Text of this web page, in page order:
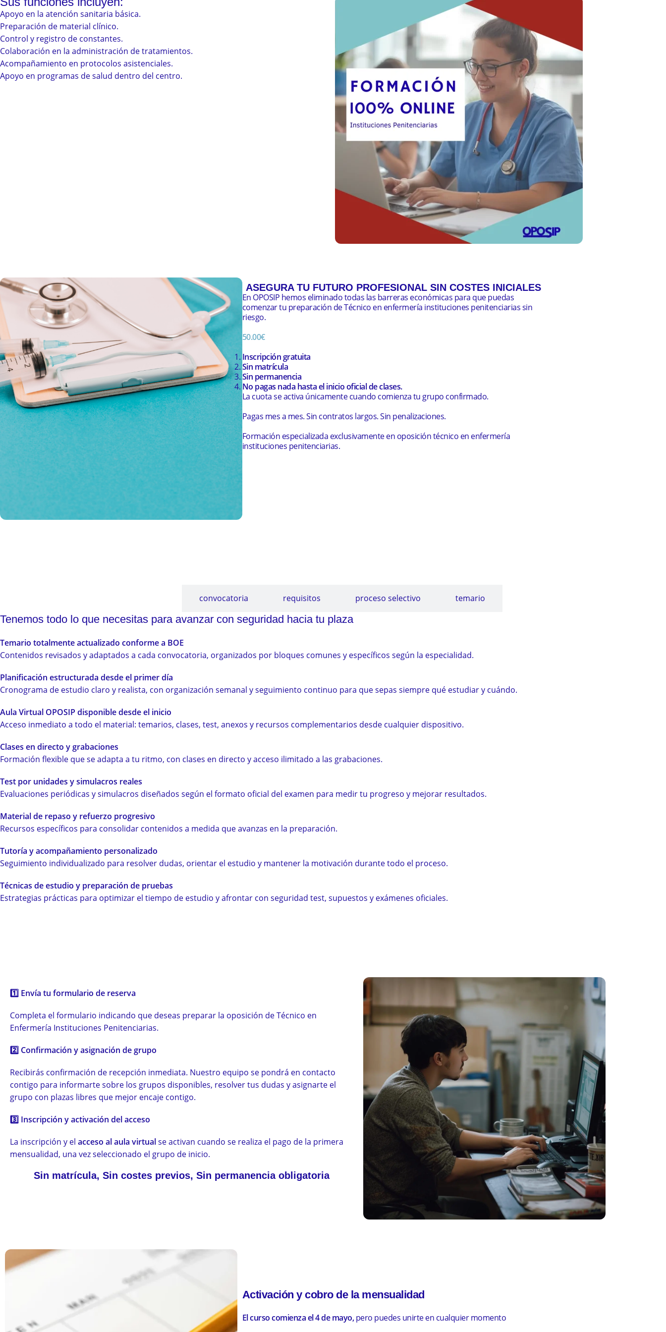
Apoyo en la atención sanitaria básica.
Preparación de material clínico.
Control y registro de constantes.
Colaboración en la administración de tratamientos.
Acompañamiento en protocolos asistenciales.
Apoyo en programas de salud dentro del centro.
ASEGURA TU FUTURO PROFESIONAL SIN COSTES INICIALES
En OPOSIP hemos eliminado todas las barreras económicas para que puedas
comenzar tu preparación deTécnico en enfermería instituciones penitenciariassin
riesgo.
50.00€
Inscripción gratuita
Sin matrícula
Sin permanencia
No pagas nada hasta el inicio oficial de clases.
La cuota se activa únicamente cuando comienza tu grupo confirmado.
Pagas mes a mes. Sin contratos largos. Sin penalizaciones.
Formación especializada exclusivamente en oposición técnico en enfermería
instituciones penitenciarias.
convocatoria requisitos proceso selectivo temario
Tenemos todo lo que necesitas para avanzar con seguridad hacia tu plaza
Temario totalmente actualizado conforme a BOE
Contenidos revisados y adaptados a cada convocatoria, organizados por bloques comunes y específicos según la especialidad.
Planificación estructurada desde el primer día
Cronograma de estudio claro y realista, con organización semanal y seguimiento continuo para que sepas siempre qué estudiar y cuándo.
Aula Virtual OPOSIP disponible desde el inicio
Acceso inmediato a todo el material: temarios, clases, test, anexos y recursos complementarios desde cualquier dispositivo.
Clases en directo y grabaciones
Formación flexible que se adapta a tu ritmo, con clases en directo y acceso ilimitado a las grabaciones.
Test por unidades y simulacros reales
Evaluaciones periódicas y simulacros diseñados según el formato oficial del examen para medir tu progreso y mejorar resultados.
Material de repaso y refuerzo progresivo
Recursos específicos para consolidar contenidos a medida que avanzas en la preparación.
Tutoría y acompañamiento personalizado
Seguimiento individualizado para resolver dudas, orientar el estudio y mantener la motivación durante todo el proceso.
Técnicas de estudio y preparación de pruebas
Estrategias prácticas para optimizar el tiempo de estudio y afrontar con seguridad test, supuestos y exámenes oficiales.
1️⃣ Envía tu formulario de reserva
Completa el formulario indicando que deseas preparar la oposición de Técnico en
Enfermería Instituciones Penitenciarias.
2️⃣ Confirmación y asignación de grupo
Recibirás confirmación de recepción inmediata. Nuestro equipo se pondrá en contacto
contigo para informarte sobre los grupos disponibles, resolver tus dudas y asignarte el
grupo con plazas libres que mejor encaje contigo.
3️⃣ Inscripción y activación del acceso
La inscripción y el acceso al aula virtualse activan cuando se realiza el pago de la primera
mensualidad, una vez seleccionado el grupo de inicio.
Sin matrícula, Sin costes previos, Sin permanencia obligatoria
Activación y cobro de la mensualidad
El curso comienza el 4 de mayo,pero puedes unirte en cualquier momento